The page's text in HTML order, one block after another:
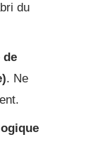
du
de
. Ne